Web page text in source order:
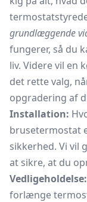
grundlæggende
fungerer, så du
liv. Videre vil
det rette valg,
opgradering af
Installation:
brusetermostat
sikkerhed. Vi vil
at sikre, at du
Vedligeholdelse:
forlænge